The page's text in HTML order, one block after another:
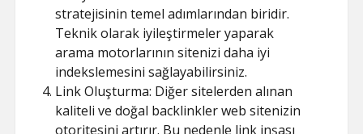
stratejisinin temel adımlarından biridir.
Teknik olarak iyileştirmeler yaparak
arama motorlarının sitenizi daha iyi
indekslemesini sağlayabilirsiniz.
Link Oluşturma: Diğer sitelerden alınan
kaliteli ve doğal backlinkler web sitenizin
otoritesini artırır. Bu nedenle link inşası